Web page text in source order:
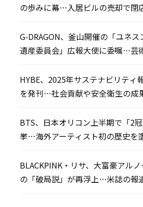
の歩みに幕…入居ビルの売却で閉
G-DRAGON、釜山開催の「ユネス
遺産委員会」広報大使に委嘱…芸
HYBE、2025年サステナビリティ
を発刊…社会貢献や安全衛生の成
BTS、日本オリコン上半期で「2
挙…海外アーティスト初の歴史を
BLACKPINK・リサ、大富豪アルノ
の「破局説」が再浮上…米誌の報